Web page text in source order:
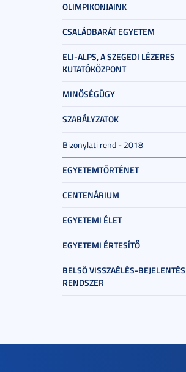
OLIMPIKONJAINK
CSALÁDBARÁT EGYETEM
ELI-ALPS, A SZEGEDI LÉZERES
KUTATÓKÖZPONT
MINŐSÉGÜGY
SZABÁLYZATOK
Bizonylati rend - 2018
EGYETEMTÖRTÉNET
CENTENÁRIUM
EGYETEMI ÉLET
EGYETEMI ÉRTESÍTŐ
BELSŐ VISSZAÉLÉS-
RENDSZER